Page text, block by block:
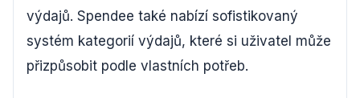
výdajů. Spendee také nabízí sofistikovaný
systém kategorií výdajů, které si uživatel může
přizpůsobit podle vlastních potřeb.